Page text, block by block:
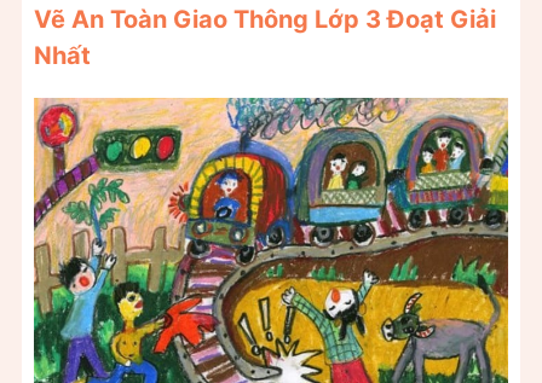
Vẽ An Toàn Giao Thông Lớp 3 Đoạt Giải
Nhất